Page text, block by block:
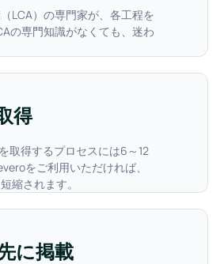
に掲載
LCA）の専門家が、各工程を
の専門知識がなくても、迷わ
得
取得するプロセスには6～12
をご利用いただければ、
縮されます。